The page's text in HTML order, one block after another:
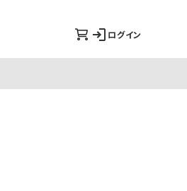
ログイン